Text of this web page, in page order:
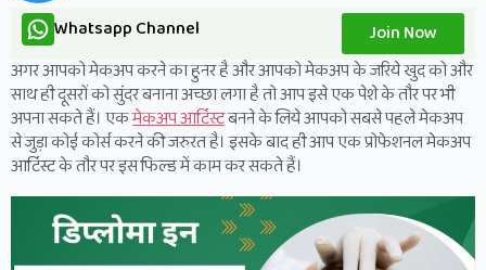
Whatsapp Channel
Join Now
अगर आपको मेकअप करने का हुनर है और आपको मेकअप के जरिये खुद को और
साथ ही दूसरों को सुंदर बनाना अच्छा लगा है तो आप इसे एक पेशे के तौर पर भी
अपना सकते हैं। एकमेकअप आर्टिस्टबनने के लिये आपको सबसे पहले मेकअप
से जुड़ा कोई कोर्स करने की जरुरत है। इसके बाद ही आप एक प्रोफेशनल मेकअप
आर्टिस्ट के तौर पर इस फिल्ड में काम कर सकते हैं।